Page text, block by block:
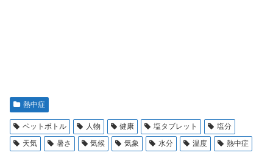
熱中症
ペットボトル 人物 健康 塩タブレット
塩分
天気
暑さ 気候 気象 水分 温度 熱中症